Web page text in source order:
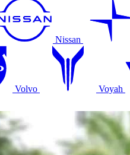
Nissan
Volvo Voyah